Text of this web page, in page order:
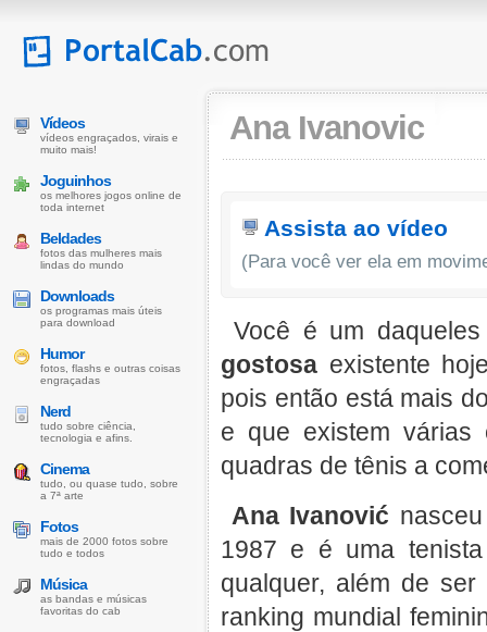
Ana Ivanovic
Assista ao vídeo
(Para você ver ela em
Você é um
gostosa existente
pois então está mais
e que existem várias
quadras de tênis a
Ana Ivanović
1987 e é uma
qualquer, além de
ranking mundial
Vídeos
vídeos engraçados, virais e
muito mais!
Joguinhos
os melhores jogos online de
toda internet
Beldades
fotos das mulheres mais
lindas do mundo
Downloads
os programas mais úteis
para download
Humor
fotos, flashs e outras coisas
engraçadas
Nerd
tudo sobre ciência,
tecnologia e afins.
Cinema
tudo, ou quase tudo, sobre
a 7ª arte
Fotos
mais de 2000 fotos sobre
tudo e todos
Música
as bandas e músicas
favoritas do cab